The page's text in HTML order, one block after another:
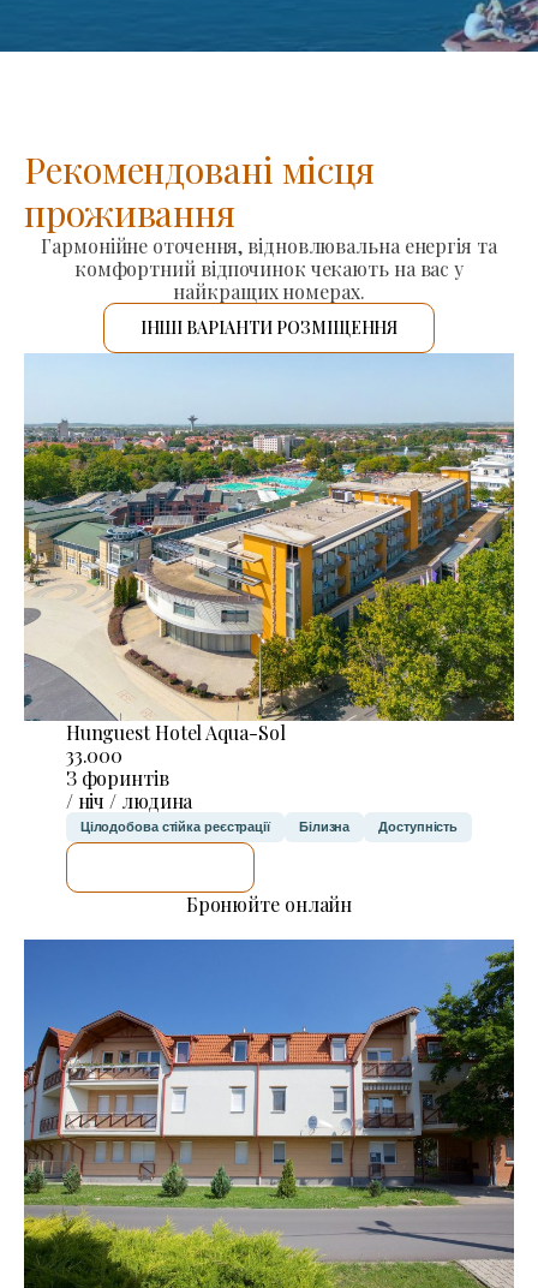
Рекомендовані місця
проживання
Гармонійне оточення, відновлювальна енергія та
комфортний відпочинок чекають на вас у
найкращих номерах.
ІНШІ ВАРІАНТИ РОЗМІЩЕННЯ
Hunguest Hotel Aqua-Sol
33.000
З форинтів
/ ніч / людина
Цілодобова стійка реєстрації Білизна Доступність
Бронюйте онлайн